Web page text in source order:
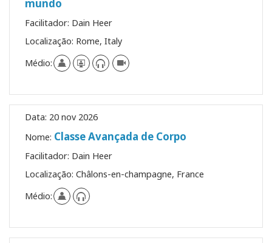
mundo
Facilitador: Dain Heer
Localização: Rome, Italy
Médio:
Data: 20 nov 2026
Nome: Classe Avançada de Corpo
Facilitador: Dain Heer
Localização: Châlons-en-champagne, France
Médio: